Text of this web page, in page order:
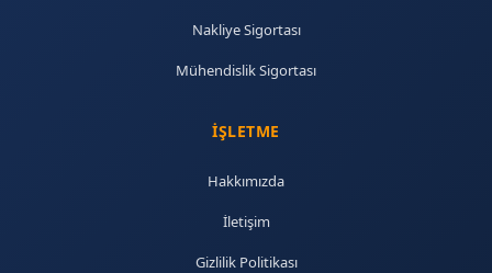
Nakliye Sigortası
Mühendislik Sigortası
İŞLETME
Hakkımızda
İletişim
Gizlilik Politikası